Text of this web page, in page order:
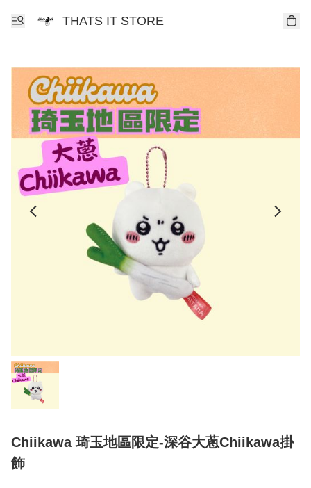
THATS IT STORE
Chiikawa 琦玉地區限定-深谷大蔥Chiikawa掛
飾